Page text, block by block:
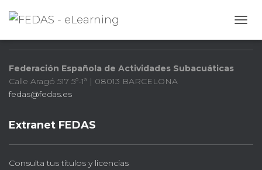
Federación Española de Actividades Subacuáticas
Calle Aragó 517 5º-1ª | 08013 BARCELONA
fedas@fedas.es
Extranet FEDAS
Consulta tus títulos y licencias